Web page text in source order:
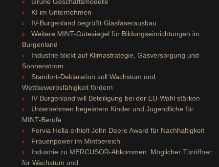
KI im Unternehmen
IV-Burgenland begrüßt Glasfaserausbau
Weitere MINT-Gütesiegel für Bildungseinrichtungen im
Burgenland
Industrie blickt auf Klimastrategie, Gasversorgung und
Sonnenstrom
Standort-Deklaration soll Wachstum und
Wettbewerbsfähigkeit fördern
IV Burgenland will Beteiligung bei der EU-Wahl stärken
Unternehmen begeistern Kinder und Jugendliche für
MINT-Berufe
Forvia Hella erhielt John Deere Award für Nachhaltigkeit
Frauenpower im Mintbereich
Industrie zu MERCUSOR-Abkommen: Möglicher Türöffner
für Wachstum und